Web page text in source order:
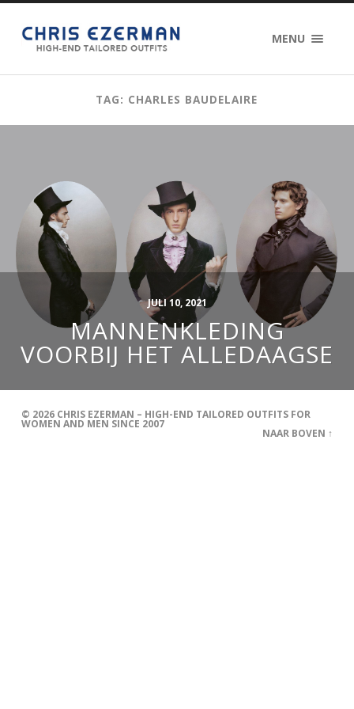
MENU
TAG: CHARLES BAUDELAIRE
JULI 10, 2021
MANNENKLEDING
VOORBIJ HET ALLEDAAGSE
© 2026 CHRIS EZERMAN – HIGH-END TAILORED OUTFITS FOR
WOMEN AND MEN SINCE 2007
NAAR BOVEN ↑